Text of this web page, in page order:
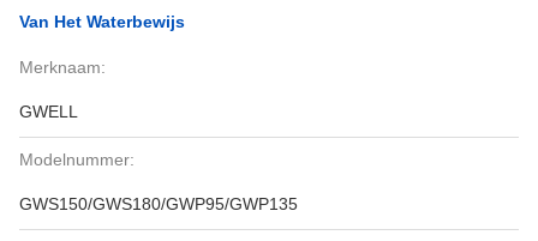
Van Het Waterbewijs
Merknaam:
GWELL
Modelnummer:
GWS150/GWS180/GWP95/GWP135